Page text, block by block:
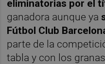
eliminatorias por el
ganadora aunque ya
Fútbol Club
parte de la
tabla y con los